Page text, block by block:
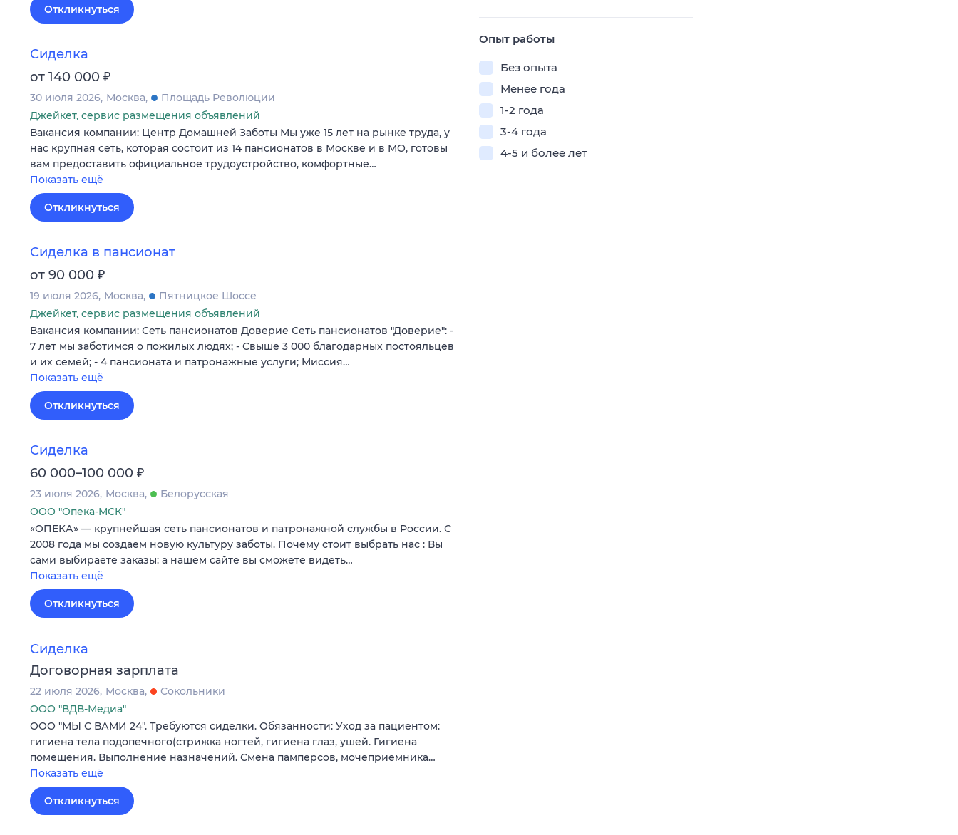
Откликнуться
Сиделка
от 140 000 ₽
30 июля 2026 Москва
Площадь Революции
Джейкет, сервис размещения объявлений
Вакансия компании: Центр Домашней Заботы Мы уже 15 лет на рынке труда, у
нас крупная сеть, которая состоит из 14 пансионатов в Москве и в МО, готовы
вам предоставить официальное трудоустройство, комфортные…
Показать ещё
Откликнуться
Сиделка в пансионат
от 90 000 ₽
19 июля 2026 Москва
Пятницкое Шоссе
Джейкет, сервис размещения объявлений
Вакансия компании: Сеть пансионатов Доверие Сеть пансионатов "Доверие": -
7 лет мы заботимся о пожилых людях; - Свыше 3 000 благодарных постояльцев
и их семей; - 4 пансионата и патронажные услуги; Миссия…
Показать ещё
Откликнуться
Сиделка
60 000–100 000 ₽
23 июля 2026 Москва
Белорусская
ООО "Опека-МСК"
«ОПЕКА» — крупнейшая сеть пансионатов и патронажной службы в России. С
2008 года мы создаем новую культуру заботы. Почему стоит выбрать нас : Вы
сами выбираете заказы: а нашем сайте вы сможете видеть…
Показать ещё
Откликнуться
Сиделка
Договорная зарплата
22 июля 2026 Москва
Сокольники
ООО "ВДВ-Медиа"
ООО "МЫ С ВАМИ 24". Требуются сиделки. Обязанности: Уход за пациентом:
гигиена тела подопечного(стрижка ногтей, гигиена глаз, ушей. Гигиена
помещения. Выполнение назначений. Смена памперсов, мочеприемника…
Показать ещё
Откликнуться
Опыт работы
Без опыта
Менее года
1-2 года
3-4 года
4-5 и более лет